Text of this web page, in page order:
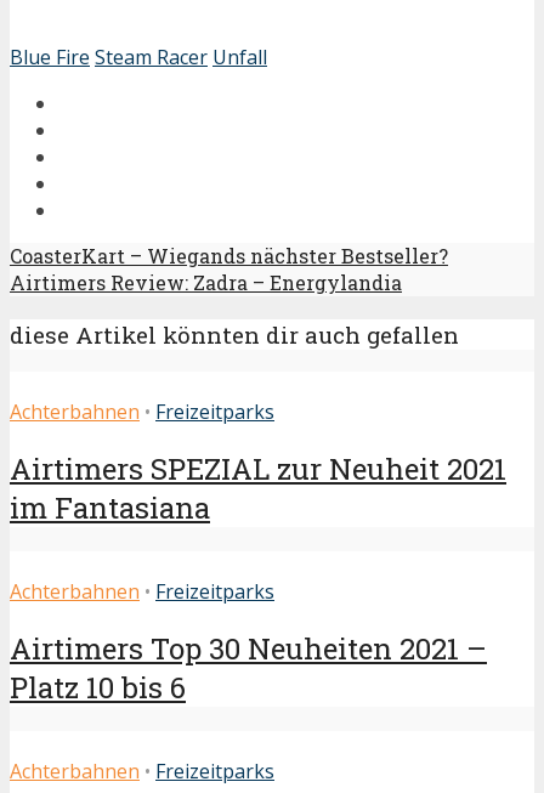
Blue Fire Steam Racer Unfall
CoasterKart – Wiegands nächster Bestseller?
Airtimers Review: Zadra – Energylandia
diese Artikel könnten dir auch gefallen
Achterbahnen • Freizeitparks
Airtimers SPEZIAL zur Neuheit 2021
im Fantasiana
Achterbahnen • Freizeitparks
Airtimers Top 30 Neuheiten 2021 –
Platz 10 bis 6
Achterbahnen • Freizeitparks